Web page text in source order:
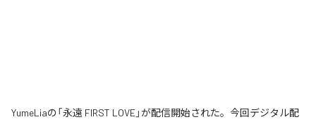
YumeLiaの「永遠 FIRST LOVE」が配信開始された。今回デジタル配